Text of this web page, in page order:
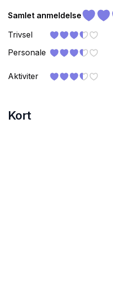
Samlet anmeldelse
Trivsel
Personale
Aktiviter
Kort